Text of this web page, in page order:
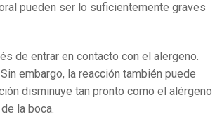
pueden ser lo suficientemente graves
de entrar en contacto con el alergeno.
embargo, la reacción también puede
disminuye tan pronto como el alérgeno
la boca.